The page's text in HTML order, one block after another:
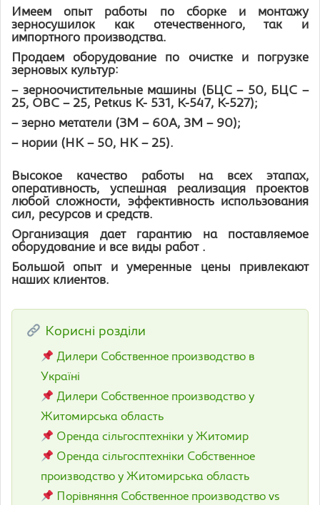
Имеем опыт работы по сборке и монтажу
зерносушилок как отечественного, так и
импортного производства.
Продаем оборудование по очистке и погрузке
зерновых культур:
– зерноочистительные машины (БЦС – 50, БЦС –
25, ОВС – 25, Pеtкus К- 531, К-547, К-527);
– зерно метатели (ЗМ – 60А, ЗМ – 90);
– нории (НК – 50, НК – 25).
Высокое качество работы на всех этапах,
оперативность,успешная реализация проектов
любой сложности, эффективность использования
сил, ресурсов и средств.
Организация дает гарантию на поставляемое
оборудование и все виды работ .
Большой опыт и умеренные цены привлекают
наших клиентов.
Корисні розділи
Дилери Собственное производство в
Україні
Дилери Собственное производство у
Житомирська область
Оренда сільгосптехніки у Житомир
Оренда сільгосптехніки Собственное
производство у Житомирська область
Порівняння Собственное производство vs